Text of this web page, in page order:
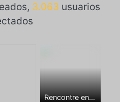
3.063 usuarios
Rencontre entre mecs